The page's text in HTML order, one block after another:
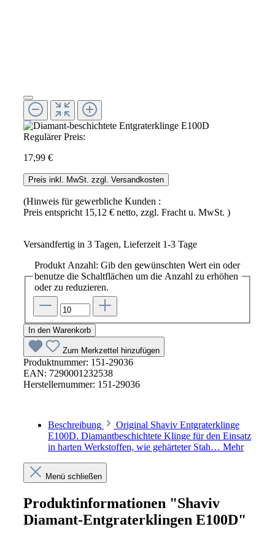
Regulärer Preis:
17,99 €
Preis inkl. MwSt. zzgl. Versandkosten
(Hinweis für gewerbliche Kunden :
Preis entspricht 15,12 € netto, zzgl. Fracht u. MwSt. )
Versandfertig in 3 Tagen, Lieferzeit 1-3 Tage
Produkt Anzahl: Gib den gewünschten Wert ein oder
benutze die Schaltflächen um die Anzahl zu erhöhen
oder zu reduzieren.
In den Warenkorb
Zum Merkzettel hinzufügen
Produktnummer: 151-29036
EAN: 7290001232538
Herstellernummer: 151-29036
Beschreibung
Original Shaviv Entgraterklinge
E100D. Diamantbeschichtete Klinge für den Einsatz
in harten Werkstoffen, wie gehärteter Stah… Mehr
Menü schließen
Produktinformationen "Shaviv
Diamant-Entgraterklingen E100D"